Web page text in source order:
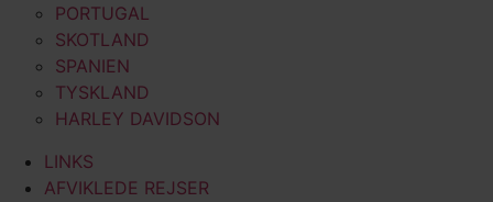
PORTUGAL
SKOTLAND
SPANIEN
TYSKLAND
HARLEY DAVIDSON
LINKS
AFVIKLEDE REJSER